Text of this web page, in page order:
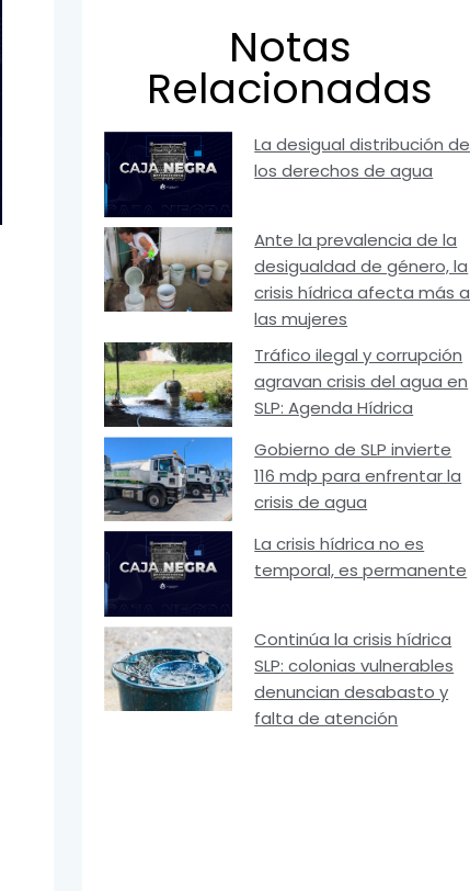
Notas
Relacionadas
La desigual distribución de
los derechos de agua
Ante la prevalencia de la
desigualdad de género, la
crisis hídrica afecta más a
las mujeres
Tráfico ilegal y corrupción
agravan crisis del agua en
SLP: Agenda Hídrica
Gobierno de SLP invierte
116 mdp para enfrentar la
crisis de agua
La crisis hídrica no es
temporal, es permanente
Continúa la crisis hídrica
SLP: colonias vulnerables
denuncian desabasto y
falta de atención